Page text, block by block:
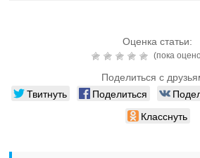
Оценка статьи:
(пока
Поделиться с
Твитнуть Поделиться
Класснуть